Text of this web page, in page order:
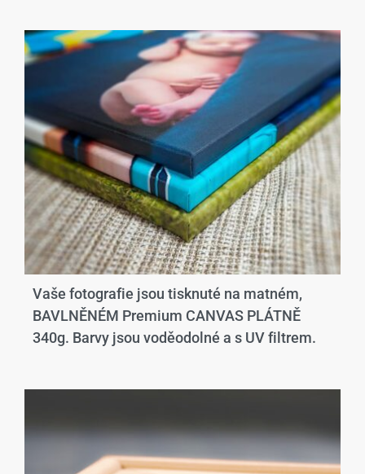
Vaše fotografie jsou tisknuté na matném,
BAVLNĚNÉM Premium CANVAS PLÁTNĚ
340g. Barvy jsou voděodolné a s UV filtrem.